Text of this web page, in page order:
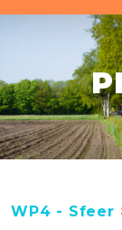
WP4 - Sfeer